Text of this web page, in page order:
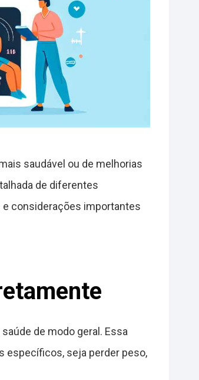
saudável ou de melhorias
de diferentes
considerações importantes
de modo geral. Essa
específicos, seja perder peso,